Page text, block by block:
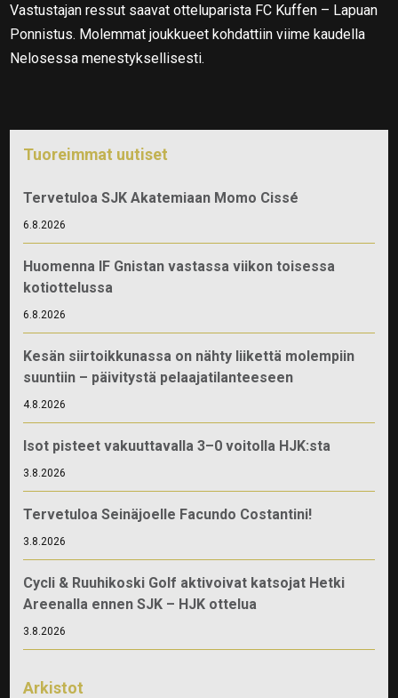
Vastustajan ressut saavat otteluparista FC Kuffen – Lapuan
Ponnistus. Molemmat joukkueet kohdattiin viime kaudella
Nelosessa menestyksellisesti.
Tuoreimmat uutiset
Tervetuloa SJK Akatemiaan Momo Cissé
6.8.2026
Huomenna IF Gnistan vastassa viikon toisessa
kotiottelussa
6.8.2026
Kesän siirtoikkunassa on nähty liikettä molempiin
suuntiin – päivitystä pelaajatilanteeseen
4.8.2026
Isot pisteet vakuuttavalla 3–0 voitolla HJK:sta
3.8.2026
Tervetuloa Seinäjoelle Facundo Costantini!
3.8.2026
Cycli & Ruuhikoski Golf aktivoivat katsojat Hetki
Areenalla ennen SJK – HJK ottelua
3.8.2026
Arkistot